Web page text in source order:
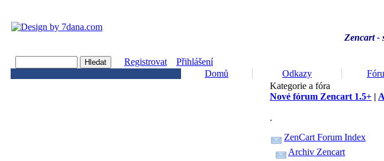
Zencart -
Registrovat
Přihlášení
Domů
Odkazy
Kategorie a fóra
Nové fórum Zencart 1.5+ |
.
ZenCart Forum Index
Archiv Zencart